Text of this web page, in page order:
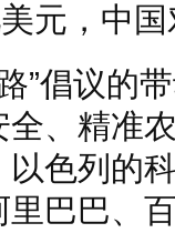
元，中
”倡议的
、精准
色列的
里巴巴、